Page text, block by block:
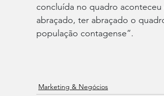
concluída no quadro
abraçado, ter abraçado o
população contagense”.
Marketing & Negócios